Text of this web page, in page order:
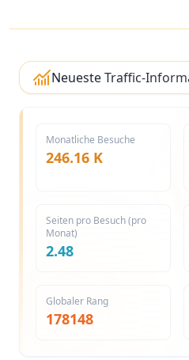
Neueste Traffic-
Copyright
Monatliche Besuche
246.16 K
Seiten pro Besuch (pro
Monat)
2.48
Globaler Rang
178148